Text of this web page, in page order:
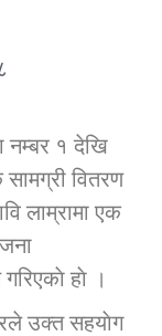
सन्देश
नम्बर १ देखि
वितरण
लाम्रामा एक
हाे ।
उक्त सहयाेग